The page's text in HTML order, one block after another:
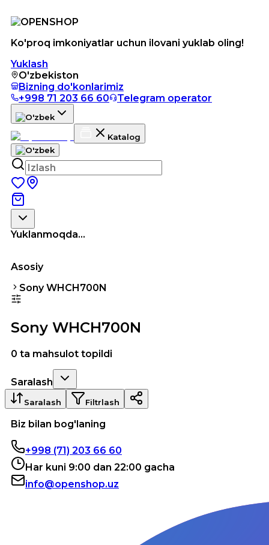
Ko'proq imkoniyatlar uchun ilovani yuklab oling!
Yuklash
O'zbekiston
Bizning do'konlarimiz
+998 71 203 66 60
Telegram operator
Katalog
Yuklanmoqda...
Asosiy
Sony WHCH700N
Sony WHCH700N
0 ta mahsulot topildi
Saralash
Saralash Filtrlash
Biz bilan bog'laning
+998 (71) 203 66 60
Har kuni 9:00 dan 22:00 gacha
info@openshop.uz